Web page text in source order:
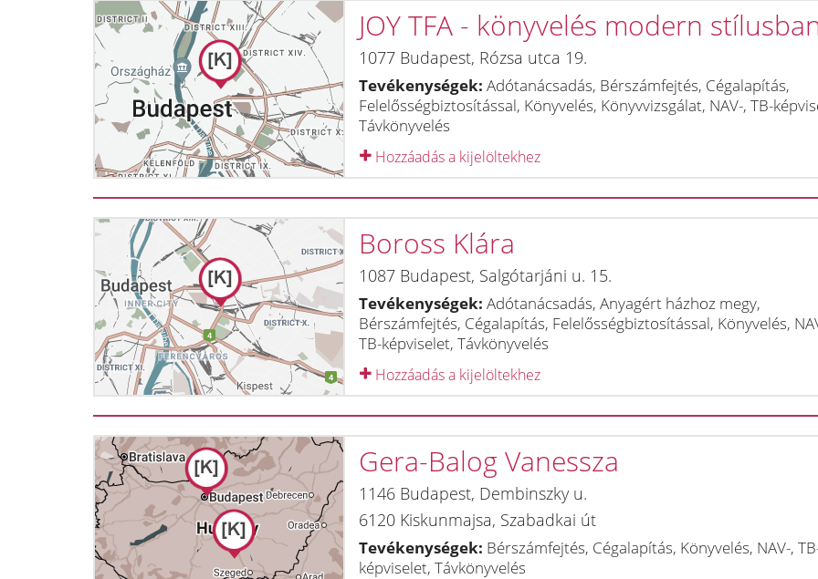
JOY TFA - könyvelés modern
1077 Budapest, Rózsa utca 19.
Tevékenységek: Adótanácsadás, Bérszámfejtés, Cégalapítás,
Felelősségbiztosítással, Könyvelés, Könyvvizsgálat, NAV-, TB-
Távkönyvelés
Hozzáadás a kijelöltekhez
Boross Klára
1087 Budapest, Salgótarjáni u. 15.
Tevékenységek: Adótanácsadás, Anyagért házhoz megy,
Bérszámfejtés, Cégalapítás, Felelősségbiztosítással, Könyvelés,
TB-képviselet, Távkönyvelés
Hozzáadás a kijelöltekhez
Gera-Balog Vanessza
1146 Budapest, Dembinszky u.
6120 Kiskunmajsa, Szabadkai út
Tevékenységek: Bérszámfejtés, Cégalapítás, Könyvelés, NAV-,
képviselet, Távkönyvelés